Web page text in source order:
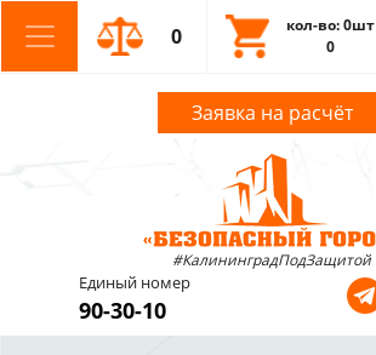
0
кол-во: 0шт
0
Заявка на расчёт
#КалининградПодЗащитой
Единый номер
90-30-10